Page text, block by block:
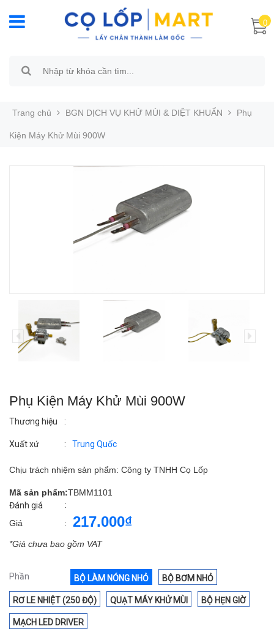
0
Trang chủ BGN DỊCH VỤ KHỬ MÙI & DIỆT KHUẨN Phụ
Kiện Máy Khử Mùi 900W
Phụ Kiện Máy Khử Mùi 900W
Thương hiệu :
Xuất xứ : Trung Quốc
Chịu trách nhiệm sản phẩm: Công ty TNHH Cọ Lốp
Mã sản phẩm:TBMM1101
Đánh giá
:
Giá
: 217.000₫
*Giá chưa bao gồm VAT
Phần BỘ LÀM NÓNG NHỎ BỘ BƠM NHỎ
RƠ LE NHIỆT (250 ĐỘ) QUẠT MÁY KHỬ MÙI BỘ HẸN GIỜ
MẠCH LED DRIVER